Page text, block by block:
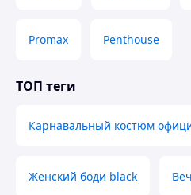
Promax Penthouse
ТОП теги
Карнавальный костюм
Женский боди black